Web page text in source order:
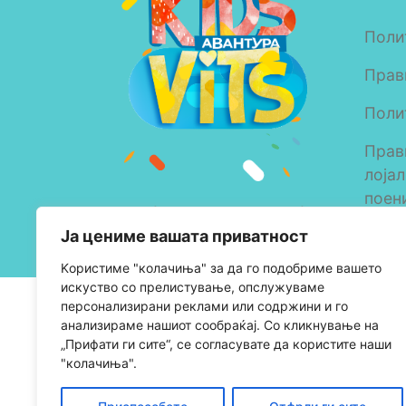
Ја цениме вашата приватност
Kористиме "колачиња" за да го подобриме вашето
искуство со прелистување, опслужуваме
персонализирани реклами или содржини и го
анализираме нашиот сообраќај. Со кликнување на
„Прифати ги сите“, се согласувате да користите наши
"колачиња".
Copyright © 2023 Alkaloid
AD Skopje